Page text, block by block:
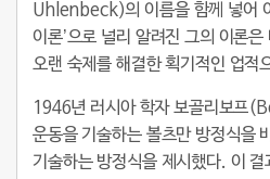
Uhlenbeck)의 이름을 함께 넣어
이론’으로 널리 알려진 그의 이론
오랜 숙제를 해결한 획기적인 업적
1946년 러시아 학자 보골리보프
운동을 기술하는 볼츠만 방정식을
기술하는 방정식을 제시했다. 이